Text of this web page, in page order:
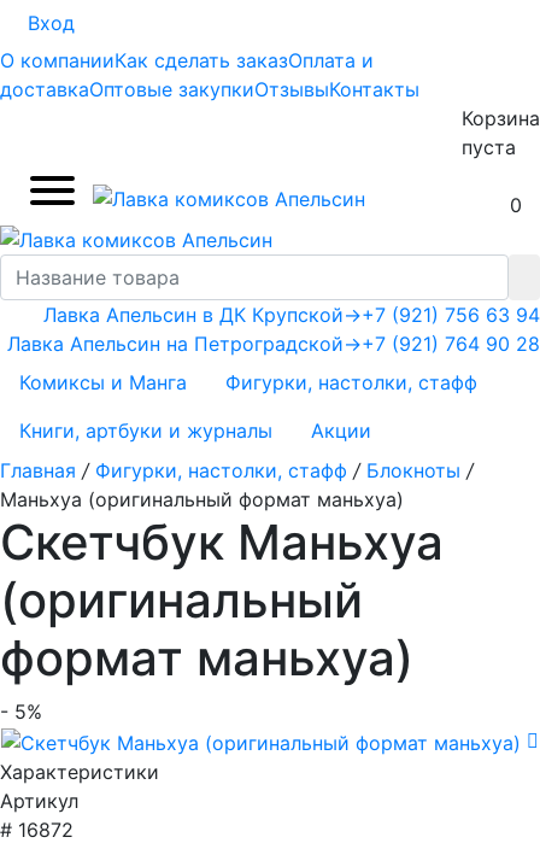
Вход
О компанииКак сделать заказОплата и
доставкаОптовые закупкиОтзывыКонтакты
Корзина
пуста
0
+7 (921) 756 63 94
+7 (921) 764 90 28
Лавка Апельсин в ДК Крупской→
Лавка Апельсин на Петроградской→
Комиксы и Манга
Фигурки, настолки, стафф
Книги, артбуки и журналы
Акции
Главная / Фигурки, настолки, стафф / Блокноты /
Маньхуа (оригинальный формат маньхуа)
Скетчбук Маньхуа
(оригинальный
формат маньхуа)
- 5%
Характеристики
Артикул
# 16872